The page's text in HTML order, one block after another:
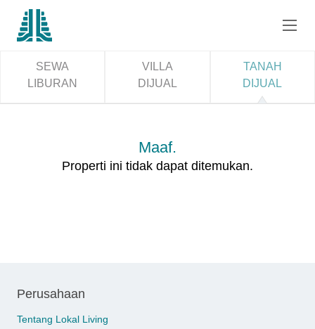
SEWA
LIBURAN
VILLA
DIJUAL
TANAH
DIJUAL
Maaf.
Properti ini tidak dapat ditemukan.
Perusahaan
Tentang Lokal Living